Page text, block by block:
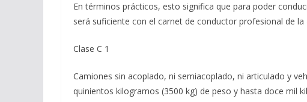
En términos prácticos, esto significa que para poder
será suficiente con el carnet de conductor profesional de
Clase C 1
Camiones sin acoplado, ni semiacoplado, ni articulado y
quinientos kilogramos (3500 kg) de peso y hasta doce mil